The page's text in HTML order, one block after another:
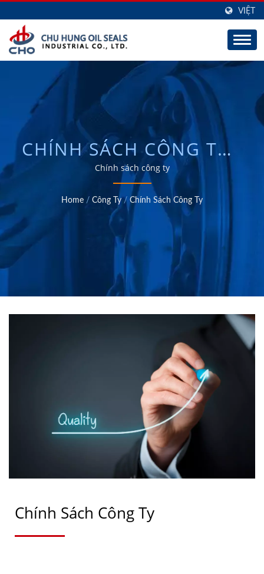
VIỆT
CHÍNH SÁCH CÔNG TY /
NHÀ SẢN XUẤT E-
BARRIER WHEEL SEALS,
CENTURION WHEEL
SEALS &
AXLE/CASSETTE SEALS
CHO Ô TÔ VÀ CÔNG
NGHIỆP TỪ NĂM 1988 |
CHU HUNG OIL SEALS
INDUSTRIAL CO., LTD.
Chính sách công ty
Home / Công Ty / Chính Sách Công Ty
Chính Sách Công Ty